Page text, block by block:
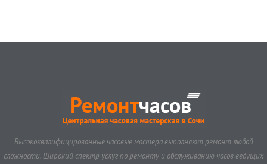
Высококвалифицированные часовые мастера выполняют ремонт любой
сложности. Широкий спектр услуг по ремонту и обслуживанию часов ведущих